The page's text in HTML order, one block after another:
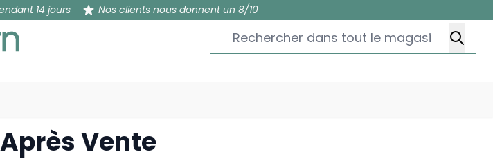
14 jours Nos clients nous donnent un 8/10
Rechercher dans tout le magasin...
Vente